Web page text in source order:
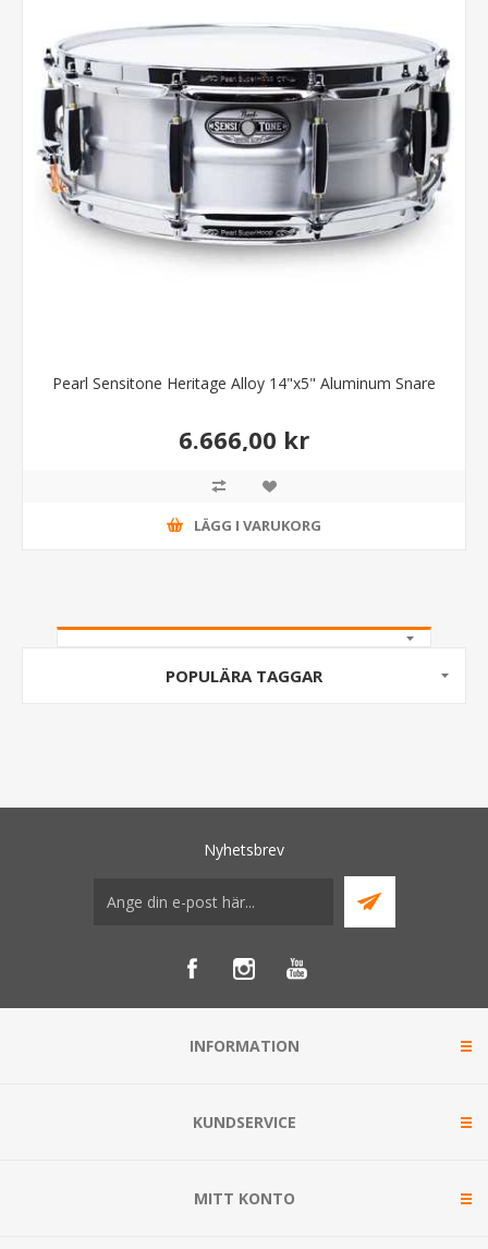
Pearl Sensitone Heritage Alloy 14"x5" Aluminum Snare
6.666,00 kr
LÄGG I VARUKORG
POPULÄRA TAGGAR
Nyhetsbrev
INFORMATION
KUNDSERVICE
MITT KONTO